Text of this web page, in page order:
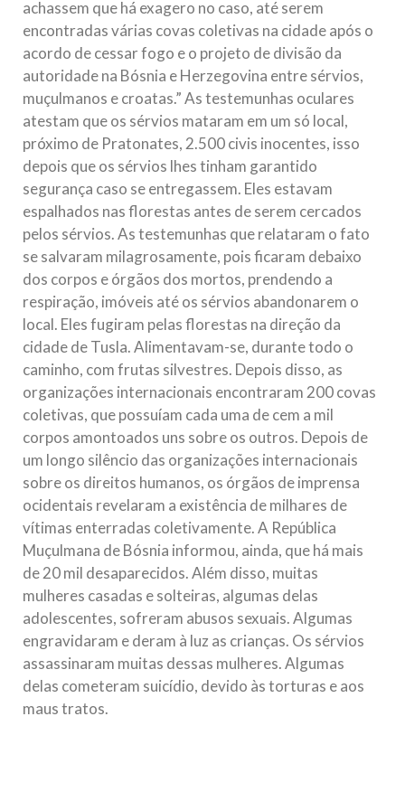
achassem que há exagero no caso, até serem
encontradas várias covas coletivas na cidade após o
acordo de cessar fogo e o projeto de divisão da
autoridade na Bósnia e Herzegovina entre sérvios,
muçulmanos e croatas.” As testemunhas oculares
atestam que os sérvios mataram em um só local,
próximo de Pratonates, 2.500 civis inocentes, isso
depois que os sérvios lhes tinham garantido
segurança caso se entregassem. Eles estavam
espalhados nas florestas antes de serem cercados
pelos sérvios. As testemunhas que relataram o fato
se salvaram milagrosamente, pois ficaram debaixo
dos corpos e órgãos dos mortos, prendendo a
respiração, imóveis até os sérvios abandonarem o
local. Eles fugiram pelas florestas na direção da
cidade de Tusla. Alimentavam-se, durante todo o
caminho, com frutas silvestres. Depois disso, as
organizações internacionais encontraram 200 covas
coletivas, que possuíam cada uma de cem a mil
corpos amontoados uns sobre os outros. Depois de
um longo silêncio das organizações internacionais
sobre os direitos humanos, os órgãos de imprensa
ocidentais revelaram a existência de milhares de
vítimas enterradas coletivamente. A República
Muçulmana de Bósnia informou, ainda, que há mais
de 20 mil desaparecidos. Além disso, muitas
mulheres casadas e solteiras, algumas delas
adolescentes, sofreram abusos sexuais. Algumas
engravidaram e deram à luz as crianças. Os sérvios
assassinaram muitas dessas mulheres. Algumas
delas cometeram suicídio, devido às torturas e aos
maus tratos.